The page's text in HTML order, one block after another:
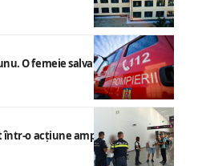
O femeie salvată
într-o acțiune amplă